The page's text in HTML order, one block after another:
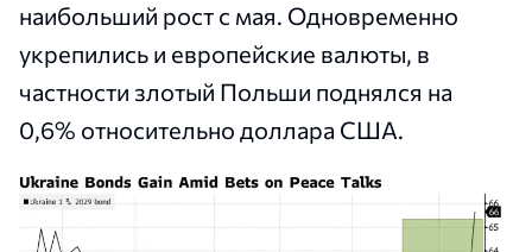
наибольший рост с мая. Одновременно
укрепились и европейские валюты, в
частности злотый Польши поднялся на
0,6% относительно доллара США.